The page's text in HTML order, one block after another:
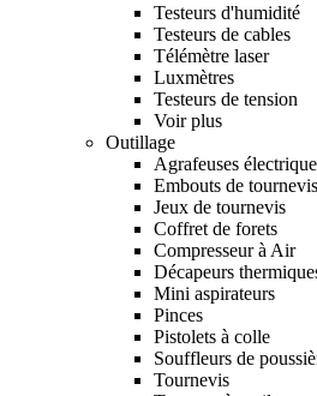
Testeurs d'humidité
Testeurs de cables
Télémètre laser
Luxmètres
Testeurs de tension
Voir plus
Outillage
Agrafeuses
Embouts de tournevis
Jeux de tournevis
Coffret de forets
Compresseur à Air
Décapeurs
Mini aspirateurs
Pinces
Pistolets à colle
Souffleurs de
Tournevis